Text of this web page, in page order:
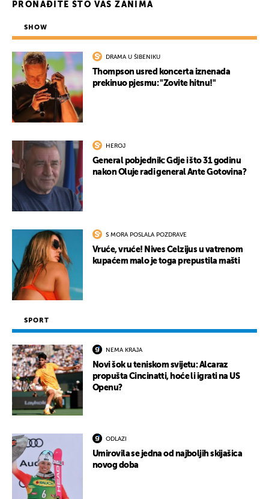
PRONAĐITE ŠTO VAS ZANIMA
SHOW
DRAMA U ŠIBENIKU
Thompson usred koncerta iznenada
prekinuo pjesmu: "Zovite hitnu!"
HEROJ
General pobjednik: Gdje i što 31 godinu
nakon Oluje radi general Ante Gotovina?
S MORA POSLALA POZDRAVE
Vruće, vruće! Nives Celzijus u vatrenom
kupaćem malo je toga prepustila mašti
SPORT
NEMA KRAJA
Novi šok u teniskom svijetu: Alcaraz
propušta Cincinatti, hoće li igrati na US
Openu?
ODLAZI
Umirovila se jedna od najboljih skijašica
novog doba